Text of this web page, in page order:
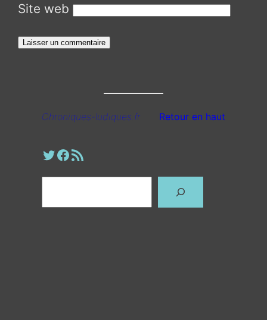
Site web
Chroniques-ludiques.fr Retour en haut
Profil Twitter
Page Facebook
Fil RSS